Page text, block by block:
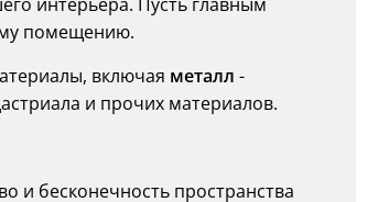
помещению.
включая металл -
и прочих материалов.
и бесконечность пространства